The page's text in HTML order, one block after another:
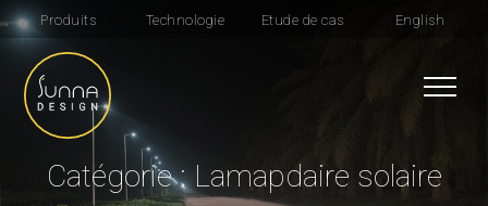
Produits Technologie Etude de cas English
Catégorie : Lamapdaire solaire